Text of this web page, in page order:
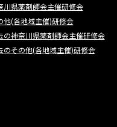
川県薬剤師会主催研修会
他(各地域主催)研修会
の神奈川県薬剤師会主催研修会
のその他(各地域主催)研修会